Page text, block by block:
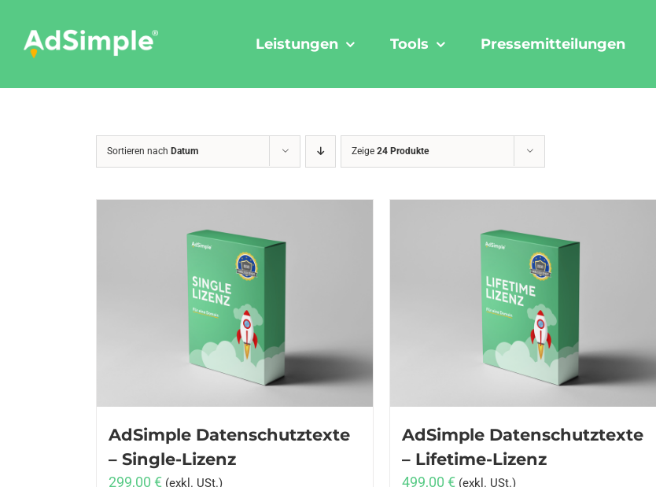
content
Leistungen Tools Pressemitteilungen
Sortieren nach Datum Zeige 24 Produkte
AdSimple Datenschutztexte
– Single-Lizenz
299,00 € (exkl. USt.)
AdSimple Datenschutztexte
– Lifetime-Lizenz
499,00€ (exkl. USt.)